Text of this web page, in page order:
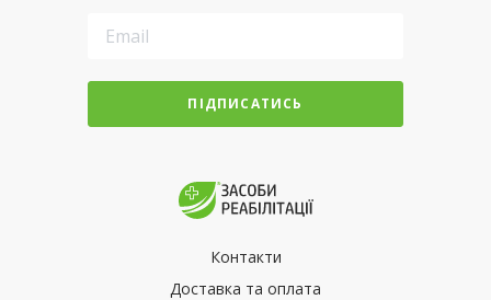
ПІДПИСАТИСЬ
Контакти
Доставка та оплата